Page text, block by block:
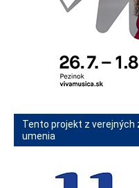
Tento projekt z verejných
umenia